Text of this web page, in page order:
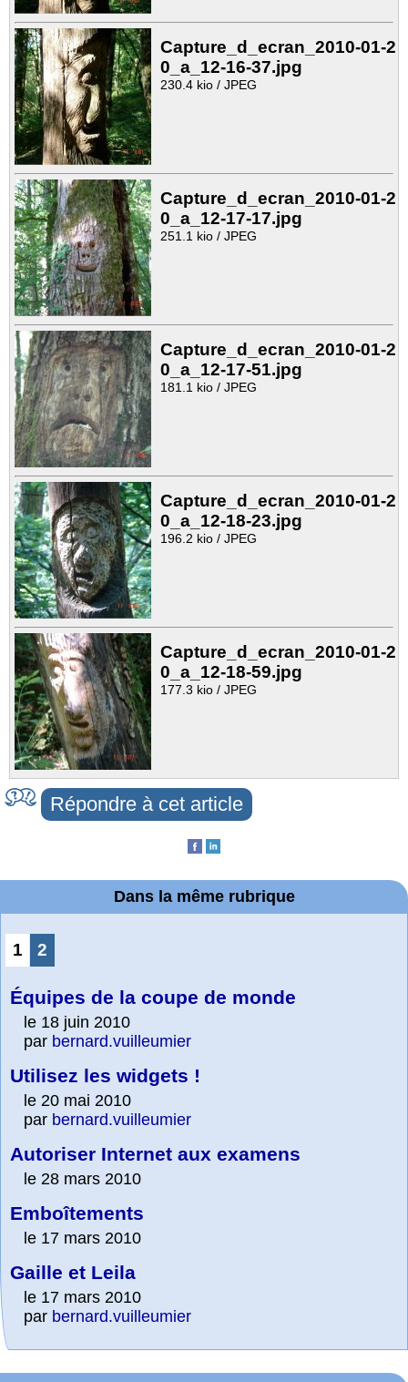
Capture_d_ecran_2010-01-2
0_a_12-16-37.jpg
230.4 kio / JPEG
Capture_d_ecran_2010-01-2
0_a_12-17-17.jpg
251.1 kio / JPEG
Capture_d_ecran_2010-01-2
0_a_12-17-51.jpg
181.1 kio / JPEG
Capture_d_ecran_2010-01-2
0_a_12-18-23.jpg
196.2 kio / JPEG
Capture_d_ecran_2010-01-2
0_a_12-18-59.jpg
177.3 kio / JPEG
Répondre à cet article
Dans la même rubrique
1 2
Équipes de la coupe de monde
le 18 juin 2010
par bernard.vuilleumier
Utilisez les widgets !
le 20 mai 2010
par bernard.vuilleumier
Autoriser Internet aux examens
le 28 mars 2010
Emboîtements
le 17 mars 2010
Gaille et Leila
le 17 mars 2010
par bernard.vuilleumier